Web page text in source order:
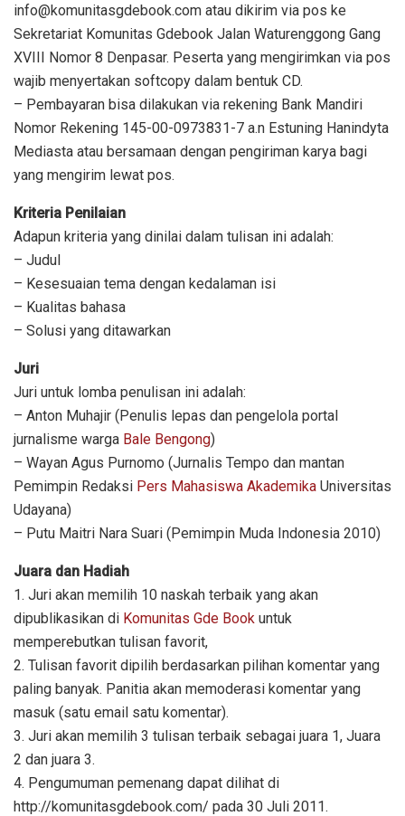
info@komunitasgdebook.com atau dikirim via pos ke
Sekretariat Komunitas Gdebook Jalan Waturenggong Gang
XVIII Nomor 8 Denpasar. Peserta yang mengirimkan via pos
wajib menyertakan softcopy dalam bentuk CD.
– Pembayaran bisa dilakukan via rekening Bank Mandiri
Nomor Rekening 145-00-0973831-7 a.n Estuning Hanindyta
Mediasta atau bersamaan dengan pengiriman karya bagi
yang mengirim lewat pos.
Kriteria Penilaian
Adapun kriteria yang dinilai dalam tulisan ini adalah:
– Judul
– Kesesuaian tema dengan kedalaman isi
– Kualitas bahasa
– Solusi yang ditawarkan
Juri
Juri untuk lomba penulisan ini adalah:
– Anton Muhajir (Penulis lepas dan pengelola portal
jurnalisme warga Bale Bengong)
– Wayan Agus Purnomo (Jurnalis Tempo dan mantan
Pemimpin Redaksi Pers Mahasiswa Akademika Universitas
Udayana)
– Putu Maitri Nara Suari (Pemimpin Muda Indonesia 2010)
Juara dan Hadiah
1. Juri akan memilih 10 naskah terbaik yang akan
dipublikasikan di Komunitas Gde Book untuk
memperebutkan tulisan favorit,
2. Tulisan favorit dipilih berdasarkan pilihan komentar yang
paling banyak. Panitia akan memoderasi komentar yang
masuk (satu email satu komentar).
3. Juri akan memilih 3 tulisan terbaik sebagai juara 1, Juara
2 dan juara 3.
4. Pengumuman pemenang dapat dilihat di
http://komunitasgdebook.com/ pada 30 Juli 2011.